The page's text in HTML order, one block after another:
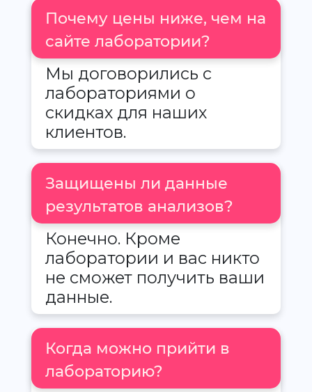
Почему цены ниже, чем на
сайте лаборатории?
Мы договорились с
лабораториями о
скидках для наших
клиентов.
Защищены ли данные
результатов анализов?
Конечно. Кроме
лаборатории и вас никто
не сможет получить ваши
данные.
Когда можно прийти в
лабораторию?